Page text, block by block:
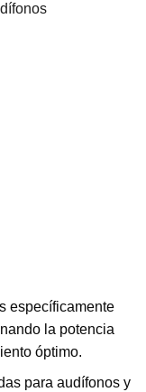
específicamente
la potencia
óptimo.
para audífonos y